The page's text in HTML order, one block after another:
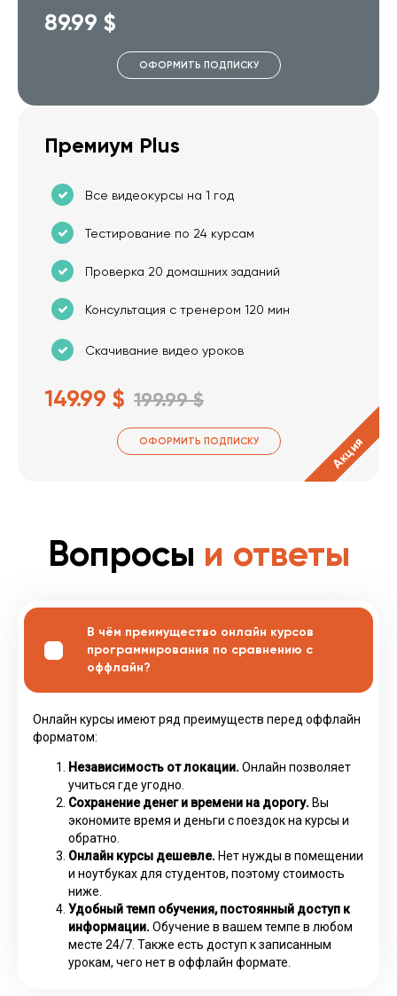
89.99 $
ОФОРМИТЬ ПОДПИСКУ
Премиум Plus
Все видеокурсы на 1 год
Тестирование по 24 курсам
Проверка 20 домашних заданий
Консультация с тренером 120 мин
Скачивание видео уроков
149.99 $ 199.99 $
ОФОРМИТЬ ПОДПИСКУ Акция
Вопросы и ответы
В чём преимущество онлайн курсов
программирования по сравнению с
оффлайн?
Онлайн курсы имеют ряд преимуществ перед оффлайн
форматом:
Независимость от локации. Онлайн позволяет
учиться где угодно.
Сохранение денег и времени на дорогу. Вы
экономите время и деньги с поездок на курсы и
обратно.
Онлайн курсы дешевле. Нет нужды в помещении
и ноутбуках для студентов, поэтому стоимость
ниже.
Удобный темп обучения, постоянный доступ к
информации. Обучение в вашем темпе в любом
месте 24/7. Также есть доступ к записанным
урокам, чего нет в оффлайн формате.